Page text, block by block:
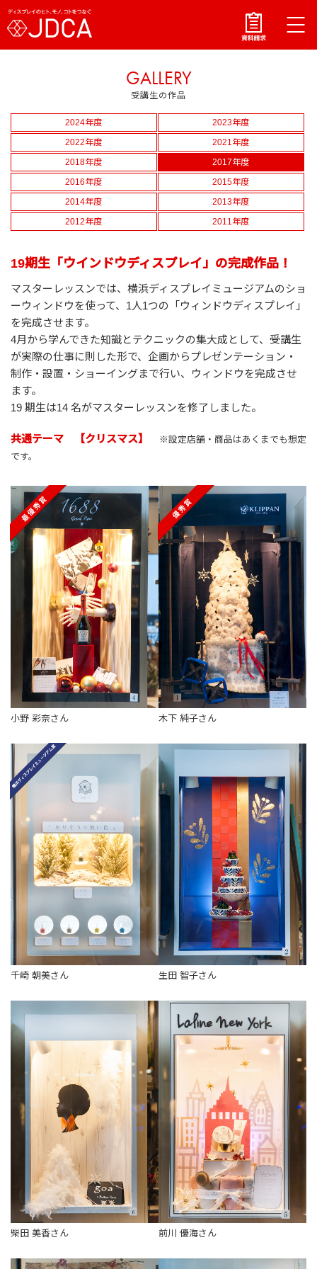
GALLERY
受講生の作品
2024年度
2023年度
2022年度
2021年度
2018年度
2017年度
2016年度
2015年度
2014年度
2013年度
2012年度
2011年度
19期生「ウインドウディスプレイ」の完成作品！
マスターレッスンでは、横浜ディスプレイミュージアムのショ
ーウィンドウを使って、1人1つの「ウィンドウディスプレイ」
を完成させます。
4月から学んできた知識とテクニックの集大成として、受講生
が実際の仕事に則した形で、企画からプレゼンテーション・
制作・設置・ショーイングまで行い、ウィンドウを完成させ
ます。
19 期生は14 名がマスターレッスンを修了しました。
共通テーマ 【クリスマス】
※設定店舗・商品はあくまでも想定
です。
小野 彩奈さん 木下 純子さん
千崎 朝美さん 生田 智子さん
柴田 美香さん 前川 優海さん